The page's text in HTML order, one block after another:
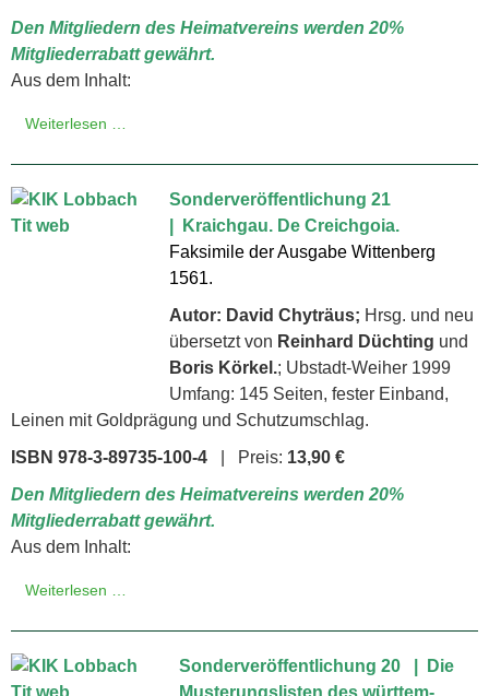
Den Mitgliedern des Heimatvereins werden 20%
Mitgliederrabatt gewährt.
Aus dem Inhalt:
Weiterlesen …
Sonderveröffentlichung 21
| Kraichgau. De Creichgoia.
Faksimile der Ausgabe Wittenberg
1561.
Autor: David Chyträus; Hrsg. und neu
übersetzt von Reinhard Düchting und
Boris Körkel.; Ubstadt-Weiher 1999
Umfang: 145 Seiten, fester Einband,
Leinen mit Goldprägung und Schutzumschlag.
ISBN 978-3-89735-100-4 | Preis: 13,90 €
Den Mitgliedern des Heimatvereins werden 20%
Mitgliederrabatt gewährt.
Aus dem Inhalt:
Weiterlesen …
Sonderveröffentlichung 20 | Die
Musterungslisten des württem­